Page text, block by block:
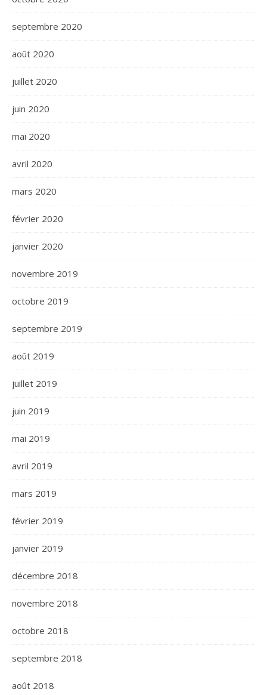
septembre 2020
août 2020
juillet 2020
juin 2020
mai 2020
avril 2020
mars 2020
février 2020
janvier 2020
novembre 2019
octobre 2019
septembre 2019
août 2019
juillet 2019
juin 2019
mai 2019
avril 2019
mars 2019
février 2019
janvier 2019
décembre 2018
novembre 2018
octobre 2018
septembre 2018
août 2018